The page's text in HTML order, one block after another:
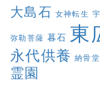
大島石 女神転生
弥勒菩薩 暮石 東
永代供養 納骨堂
霊園